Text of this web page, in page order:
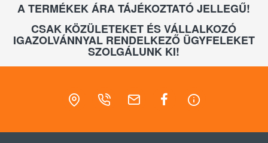
A TERMÉKEK ÁRA TÁJÉKOZTATÓ JELLEGŰ!
CSAK KÖZÜLETEKET ÉS VÁLLALKOZÓ
IGAZOLVÁNNYAL RENDELKEZŐ ÜGYFELEKET
SZOLGÁLUNK KI!